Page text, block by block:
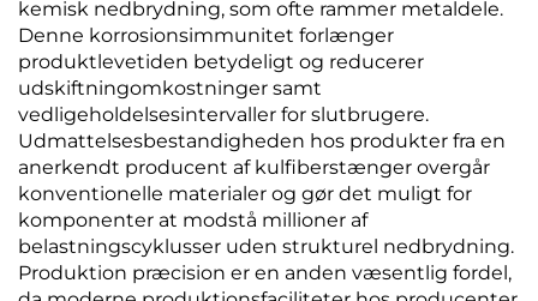
kemisk nedbrydning, som ofte rammer metaldele.
Denne korrosionsimmunitet forlænger
produktlevetiden betydeligt og reducerer
udskiftningomkostninger samt
vedligeholdelsesintervaller for slutbrugere.
Udmattelsesbestandigheden hos produkter fra en
anerkendt producent af kulfiberstænger overgår
konventionelle materialer og gør det muligt for
komponenter at modstå millioner af
belastningscyklusser uden strukturel nedbrydning.
Produktion præcision er en anden væsentlig fordel,